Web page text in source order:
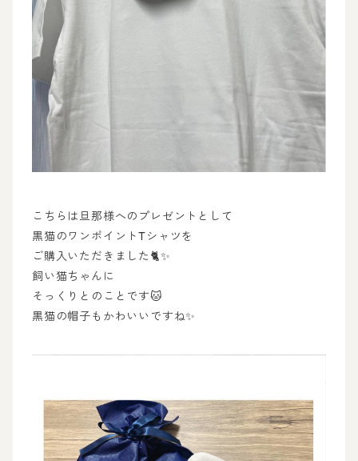
こちらは旦那様へのプレゼントとして
黒猫のワンポイントTシャツを
ご購入いただきました🐈✨
飼い猫ちゃんに
そっくりとのことです🐱
黒猫の帽子もかわいいですね✨